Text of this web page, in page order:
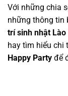
Với những chia
những thông tin
trí sinh nhật Lào
hay tìm hiểu chi
Happy Party để